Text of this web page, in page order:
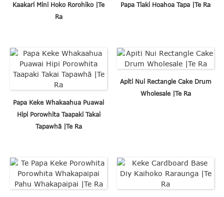
Kaakari Mini Hoko Rorohiko |Te
Ra
Papa Tiaki Hoahoa Tapa |Te Ra
Papa Keke Whakaahua Puawai
Hipi Porowhita Taapaki Takai
Tapawhā |Te Ra
Apiti Nui Rectangle Cake Drum
Wholesale |Te Ra